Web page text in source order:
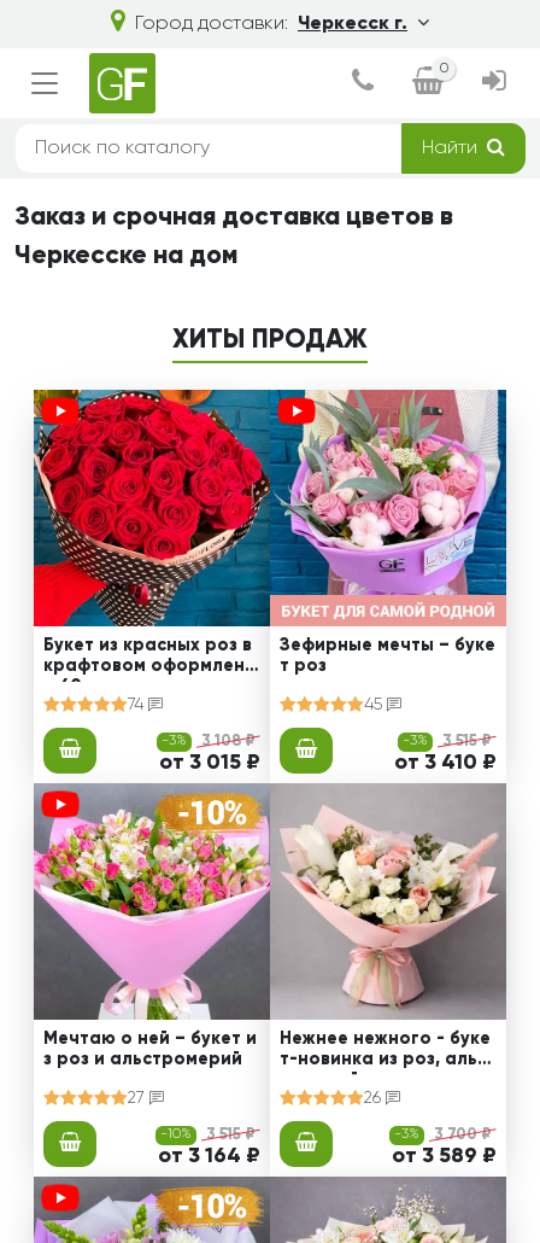
Город доставки: Черкесск г.
0
Найти
Заказ и срочная доставка цветов в
Черкесске на дом
ХИТЫ ПРОДАЖ
Букет из красных роз в
крафтовом оформлени
и 60 см
74
-3% 3 108 ₽
от 3 015 ₽
Зефирные мечты – буке
т роз
45
-3% 3 515 ₽
от 3 410 ₽
Мечтаю о ней – букет и
з роз и альстромерий
27
-10% 3 515 ₽
от 3 164 ₽
Нежнее нежного - буке
т-новинка из роз, альст
ромерий и калл
26
-3% 3 700 ₽
от 3 589 ₽